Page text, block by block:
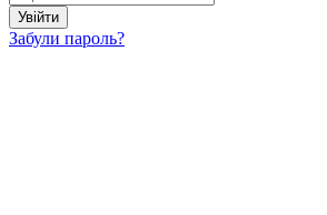
Увійти
Забули пароль?